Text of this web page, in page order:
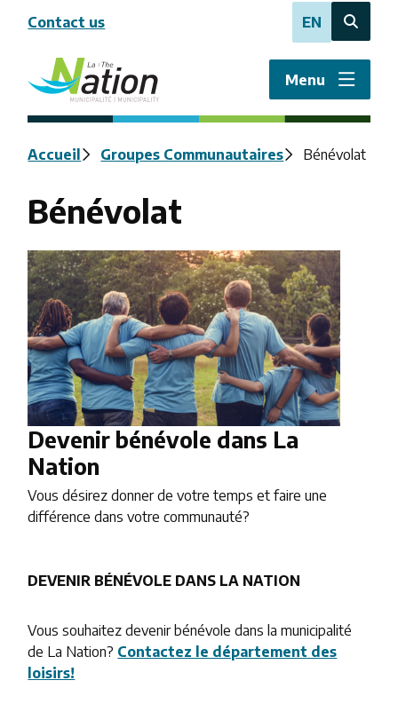
contenu
principal
Contact us EN
Open
search
form
Menu
Fil
d'Ariane
Accueil Groupes Communautaires Bénévolat
Bénévolat
Image
Devenir bénévole dans La
Nation
Vous désirez donner de votre temps et faire une
différence dans votre communauté?
DEVENIR BÉNÉVOLE DANS LA NATION
Vous souhaitez devenir bénévole dans la municipalité
de La Nation? Contactez le département des
loisirs!